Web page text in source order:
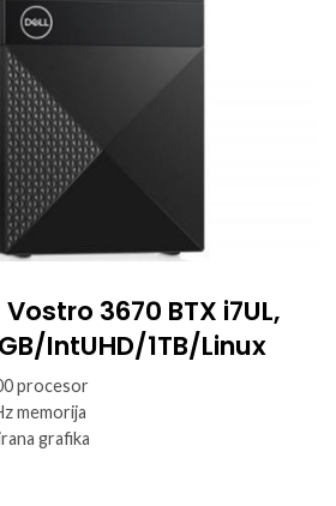
3670 BTX i7UL,
IntUHD/1TB/Linux
procesor
memorija
grafika